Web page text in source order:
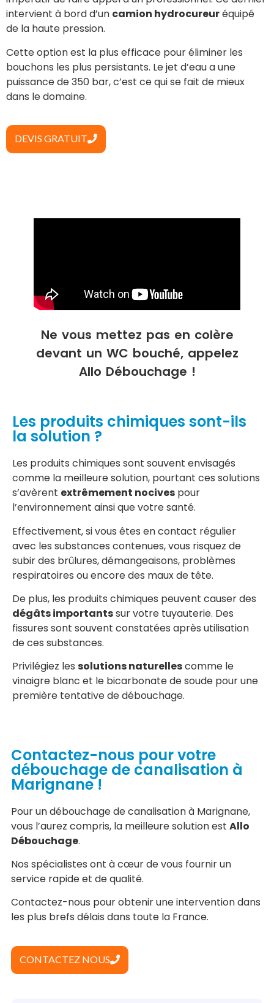
intervient à bord d’un camion hydrocureuréquipé
de la haute pression.
Cette option est la plus efficace pour éliminer les
bouchons les plus persistants. Le jet d’eau a une
puissance de 350 bar, c’est ce qui se fait de mieux
dans le domaine.
DEVIS GRATUIT
Ne vous mettez pas en colère
devant un WC bouché, appelez
Allo Débouchage !
Les produits chimiques sont-ils
la solution ?
Les produits chimiques sont souvent envisagés
comme la meilleure solution, pourtant ces solutions
s’avèrent extrêmement nocives pour
l’environnement ainsi que votre santé.
Effectivement, si vous êtes en contact régulier
avec les substances contenues, vous risquez de
subir des brûlures, démangeaisons, problèmes
respiratoires ou encore des maux de tête.
De plus, les produits chimiques peuvent causer des
dégâts importantssur votre tuyauterie. Des
fissures sont souvent constatées après utilisation
de ces substances.
Privilégiez les solutions naturellescomme le
vinaigre blanc et le bicarbonate de soude pour une
première tentative de débouchage.
Contactez-nous pour votre
débouchage de canalisation à
Marignane !
Pour un débouchage de canalisation à Marignane,
vous l’aurez compris, la meilleure solution est Allo
Débouchage.
Nos spécialistes ont à cœur de vous fournir un
service rapide et de qualité.
Contactez-nous pour obtenir une intervention dans
les plus brefs délais dans toute la France.
CONTACTEZ NOUS